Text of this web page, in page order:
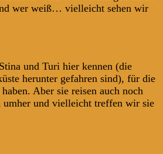
wer weiß… vielleicht sehen wir
und Turi hier kennen (die
herunter gefahren sind), für die
Aber sie reisen auch noch
und vielleicht treffen wir sie